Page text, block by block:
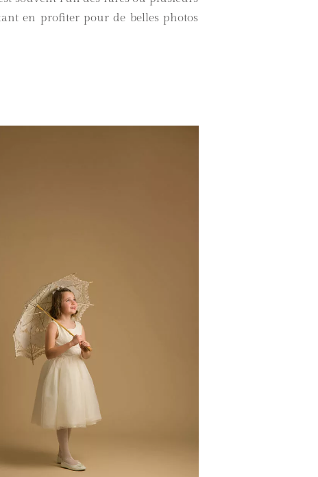
en profiter pour de belles photos